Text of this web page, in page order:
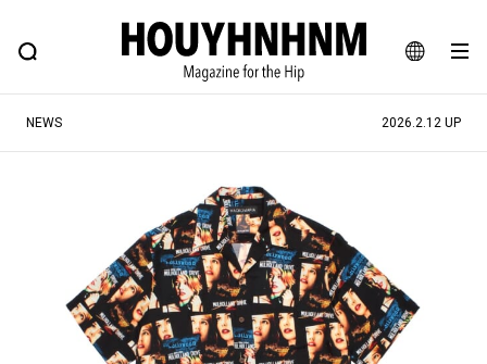
JA
EN
FEATURE BLOG SNAP
ヒップなファッション、カルチャー、ライフスタイルWEBマガジン
#SHOPPING ADDICT #憧れの逸品
#ESSENTIAL DESIGNS #古着サミット
#NEW VINTAGE #マイナーグッド図鑑
#路地裏てぃーん。 #MONTHLY JOURNAL
NEWS 2026.2.12 UP